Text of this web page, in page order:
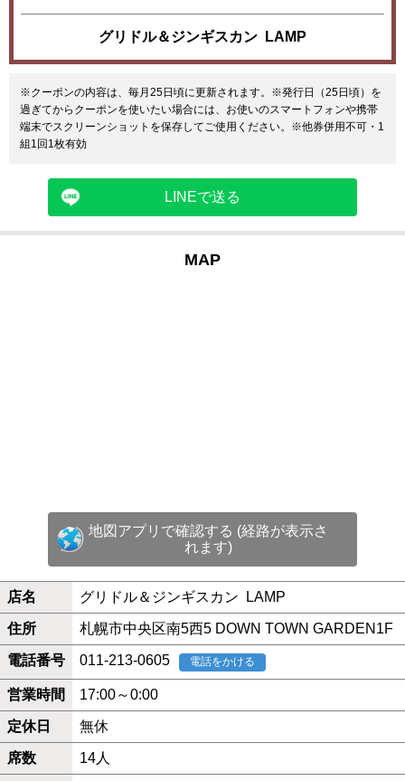
グリドル＆ジンギスカン LAMP
※クーポンの内容は、毎月25日頃に更新されます。※発行日（25日頃）を
過ぎてからクーポンを使いたい場合には、お使いのスマートフォンや携帯
端末でスクリーンショットを保存してご使用ください。※他券併用不可・1
組1回1枚有効
LINEで送る
MAP
地図アプリで確認する (経路が表示さ
れます)
店名 グリドル＆ジンギスカン LAMP
住所 札幌市中央区南5西5 DOWN TOWN GARDEN1F
電話番号 011-213-0605 電話をかける
営業時間 17:00～0:00
定休日 無休
席数 14人